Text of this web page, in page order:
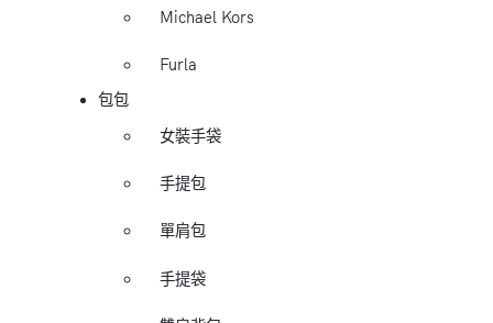
Michael Kors
Furla
包包
女裝手袋
手提包
單肩包
手提袋